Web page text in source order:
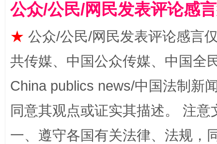
扯下公款旅游的“隐身衣” 如何以
公众/公民/网民发表评论感
★ 公众/公民/网民发表评论感言
共传媒、中国公众传媒、中国全
China publics news/中国法制新
同意其观点或证实其描述。 注
一、遵守各国有关法律、法规，